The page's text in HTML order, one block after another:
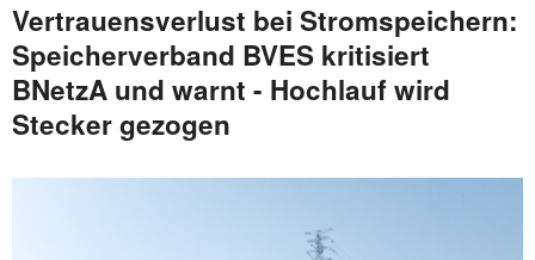
Vertrauensverlust bei Stromspeichern:
Speicherverband BVES kritisiert
BNetzA und warnt - Hochlauf wird
Stecker gezogen